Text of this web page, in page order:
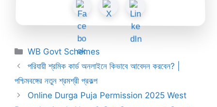
Categories
WB Govt Schemes
পরিযায়ী শ্রমিক কার্ড অনলাইনে কিভাবে আবেদন করবেন? |
পশ্চিমবঙ্গের নতুন শ্রমশ্রী প্রকল্প
Online Durga Puja Permission 2025 West